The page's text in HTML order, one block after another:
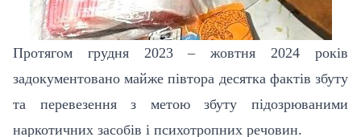
Протягом грудня 2023 – жовтня 2024 років
задокументовано майже півтора десятка фактів збуту
та перевезення з метою збуту підозрюваними
наркотичних засобів і психотропних речовин.